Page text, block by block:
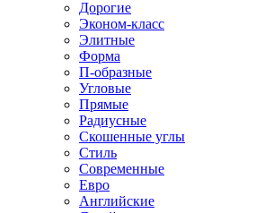
Дорогие
Эконом-класс
Элитные
Форма
П-образные
Угловые
Прямые
Радиусные
Скошенные углы
Стиль
Современные
Евро
Английские